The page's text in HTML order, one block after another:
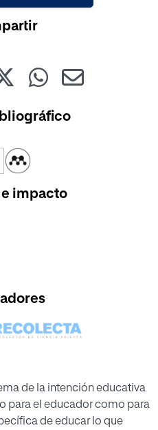
impacto
de la intención educativa
para el educador como para
de educar lo que